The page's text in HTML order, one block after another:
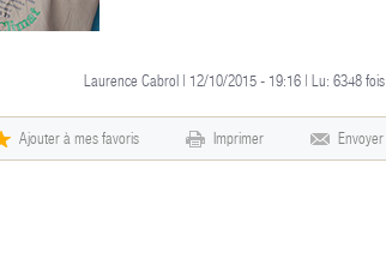
Laurence Cabrol | 12/10/2015 - 19:16 | Lu: 6348 fois
Ajouter à mes favoris Imprimer Envoyer